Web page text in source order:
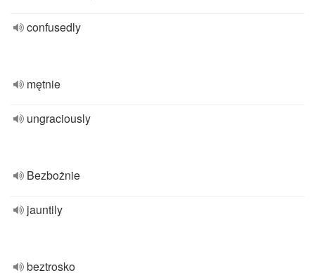
confusedly
mętnie
ungraciously
Bezbożnie
jauntily
beztrosko